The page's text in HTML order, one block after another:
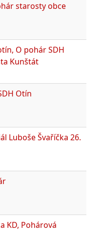
starosty obce
O pohár SDH
Kunštát
Otín
Luboše Švaříčka 26.
KD, Pohárová